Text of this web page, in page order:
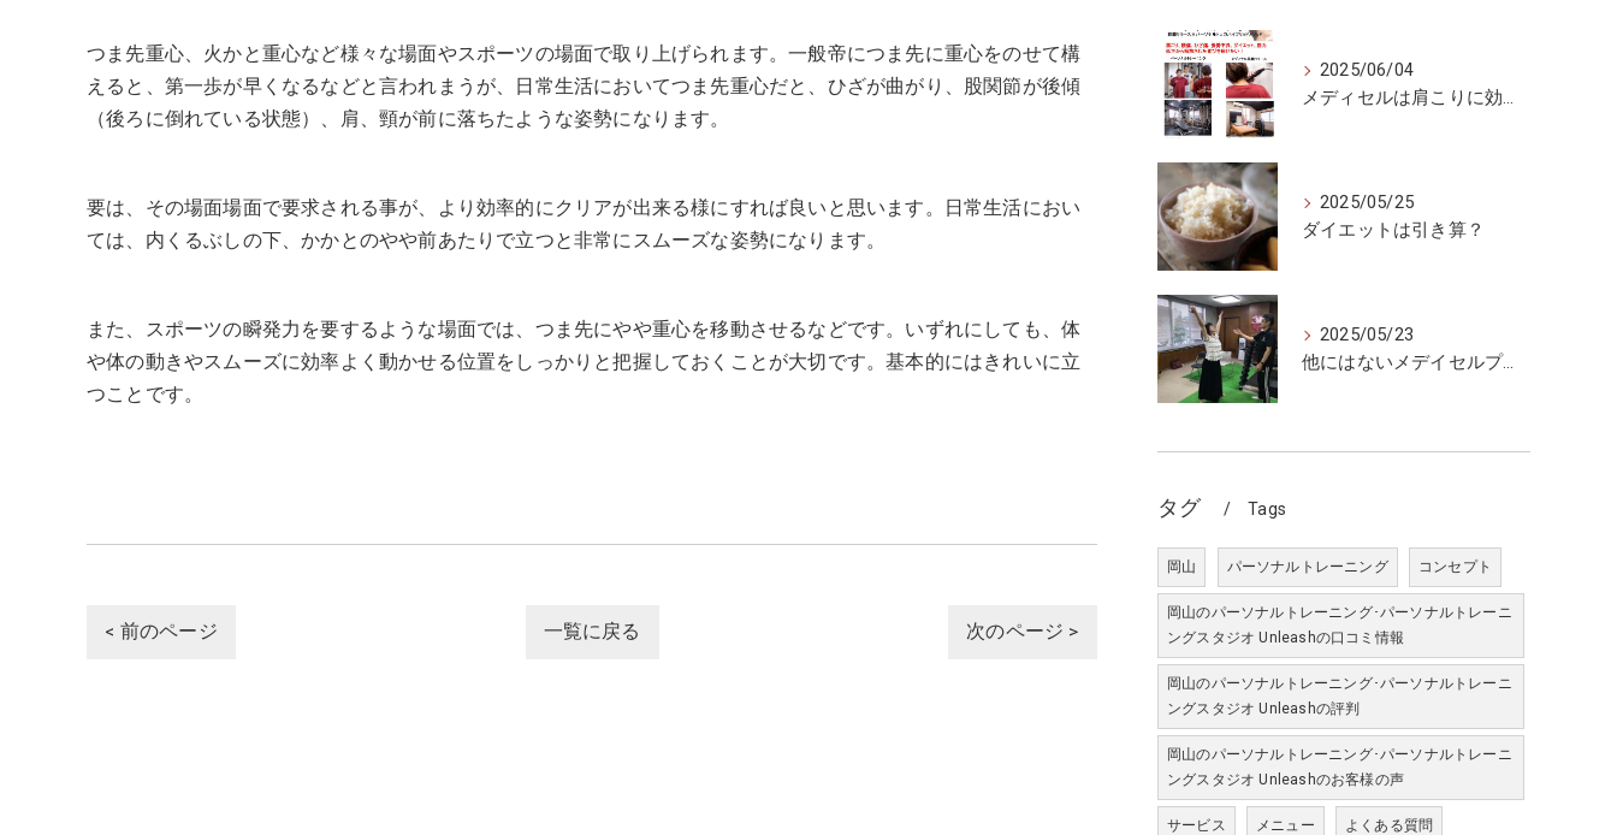
つま先重心、火かと重心など様々な場面やスポーツの場面で取り上げられます。一般帝につま先に重心をのせて構
えると、第一歩が早くなるなどと言われまうが、日常生活においてつま先重心だと、ひざが曲がり、股関節が後傾
（後ろに倒れている状態）、肩、頸が前に落ちたような姿勢になります。
要は、その場面場面で要求される事が、より効率的にクリアが出来る様にすれば良いと思います。日常生活におい
ては、内くるぶしの下、かかとのやや前あたりで立つと非常にスムーズな姿勢になります。
また、スポーツの瞬発力を要するような場面では、つま先にやや重心を移動させるなどです。いずれにしても、体
や体の動きやスムーズに効率よく動かせる位置をしっかりと把握しておくことが大切です。基本的にはきれいに立
つことです。
< 前のページ 一覧に戻る 次のページ >
2025/06/04
メディセルは肩こりに効くのか
2025/05/25
ダイエットは引き算？
2025/05/23
他にはないメデイセルプラス
タグ Tags
岡山 パーソナルトレーニング コンセプト
岡山のパーソナルトレーニング･パーソナルトレーニ
ングスタジオ Unleashの口コミ情報
岡山のパーソナルトレーニング･パーソナルトレーニ
ングスタジオ Unleashの評判
岡山のパーソナルトレーニング･パーソナルトレーニ
ングスタジオ Unleashのお客様の声
サービス メニュー よくある質問